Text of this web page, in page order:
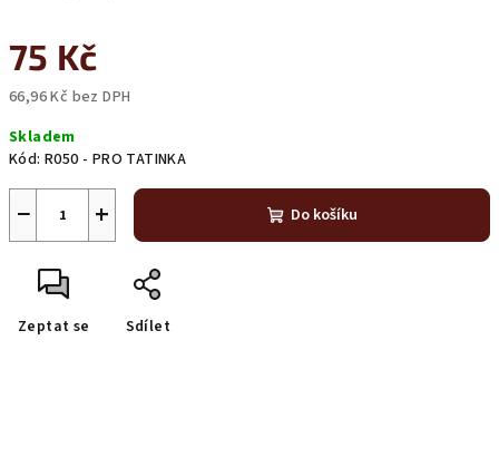
75 Kč
66,96 Kč bez DPH
cena:
Skladem
Kód: R050 - PRO TATINKA
+
− Do košíku
Zeptat se Sdílet